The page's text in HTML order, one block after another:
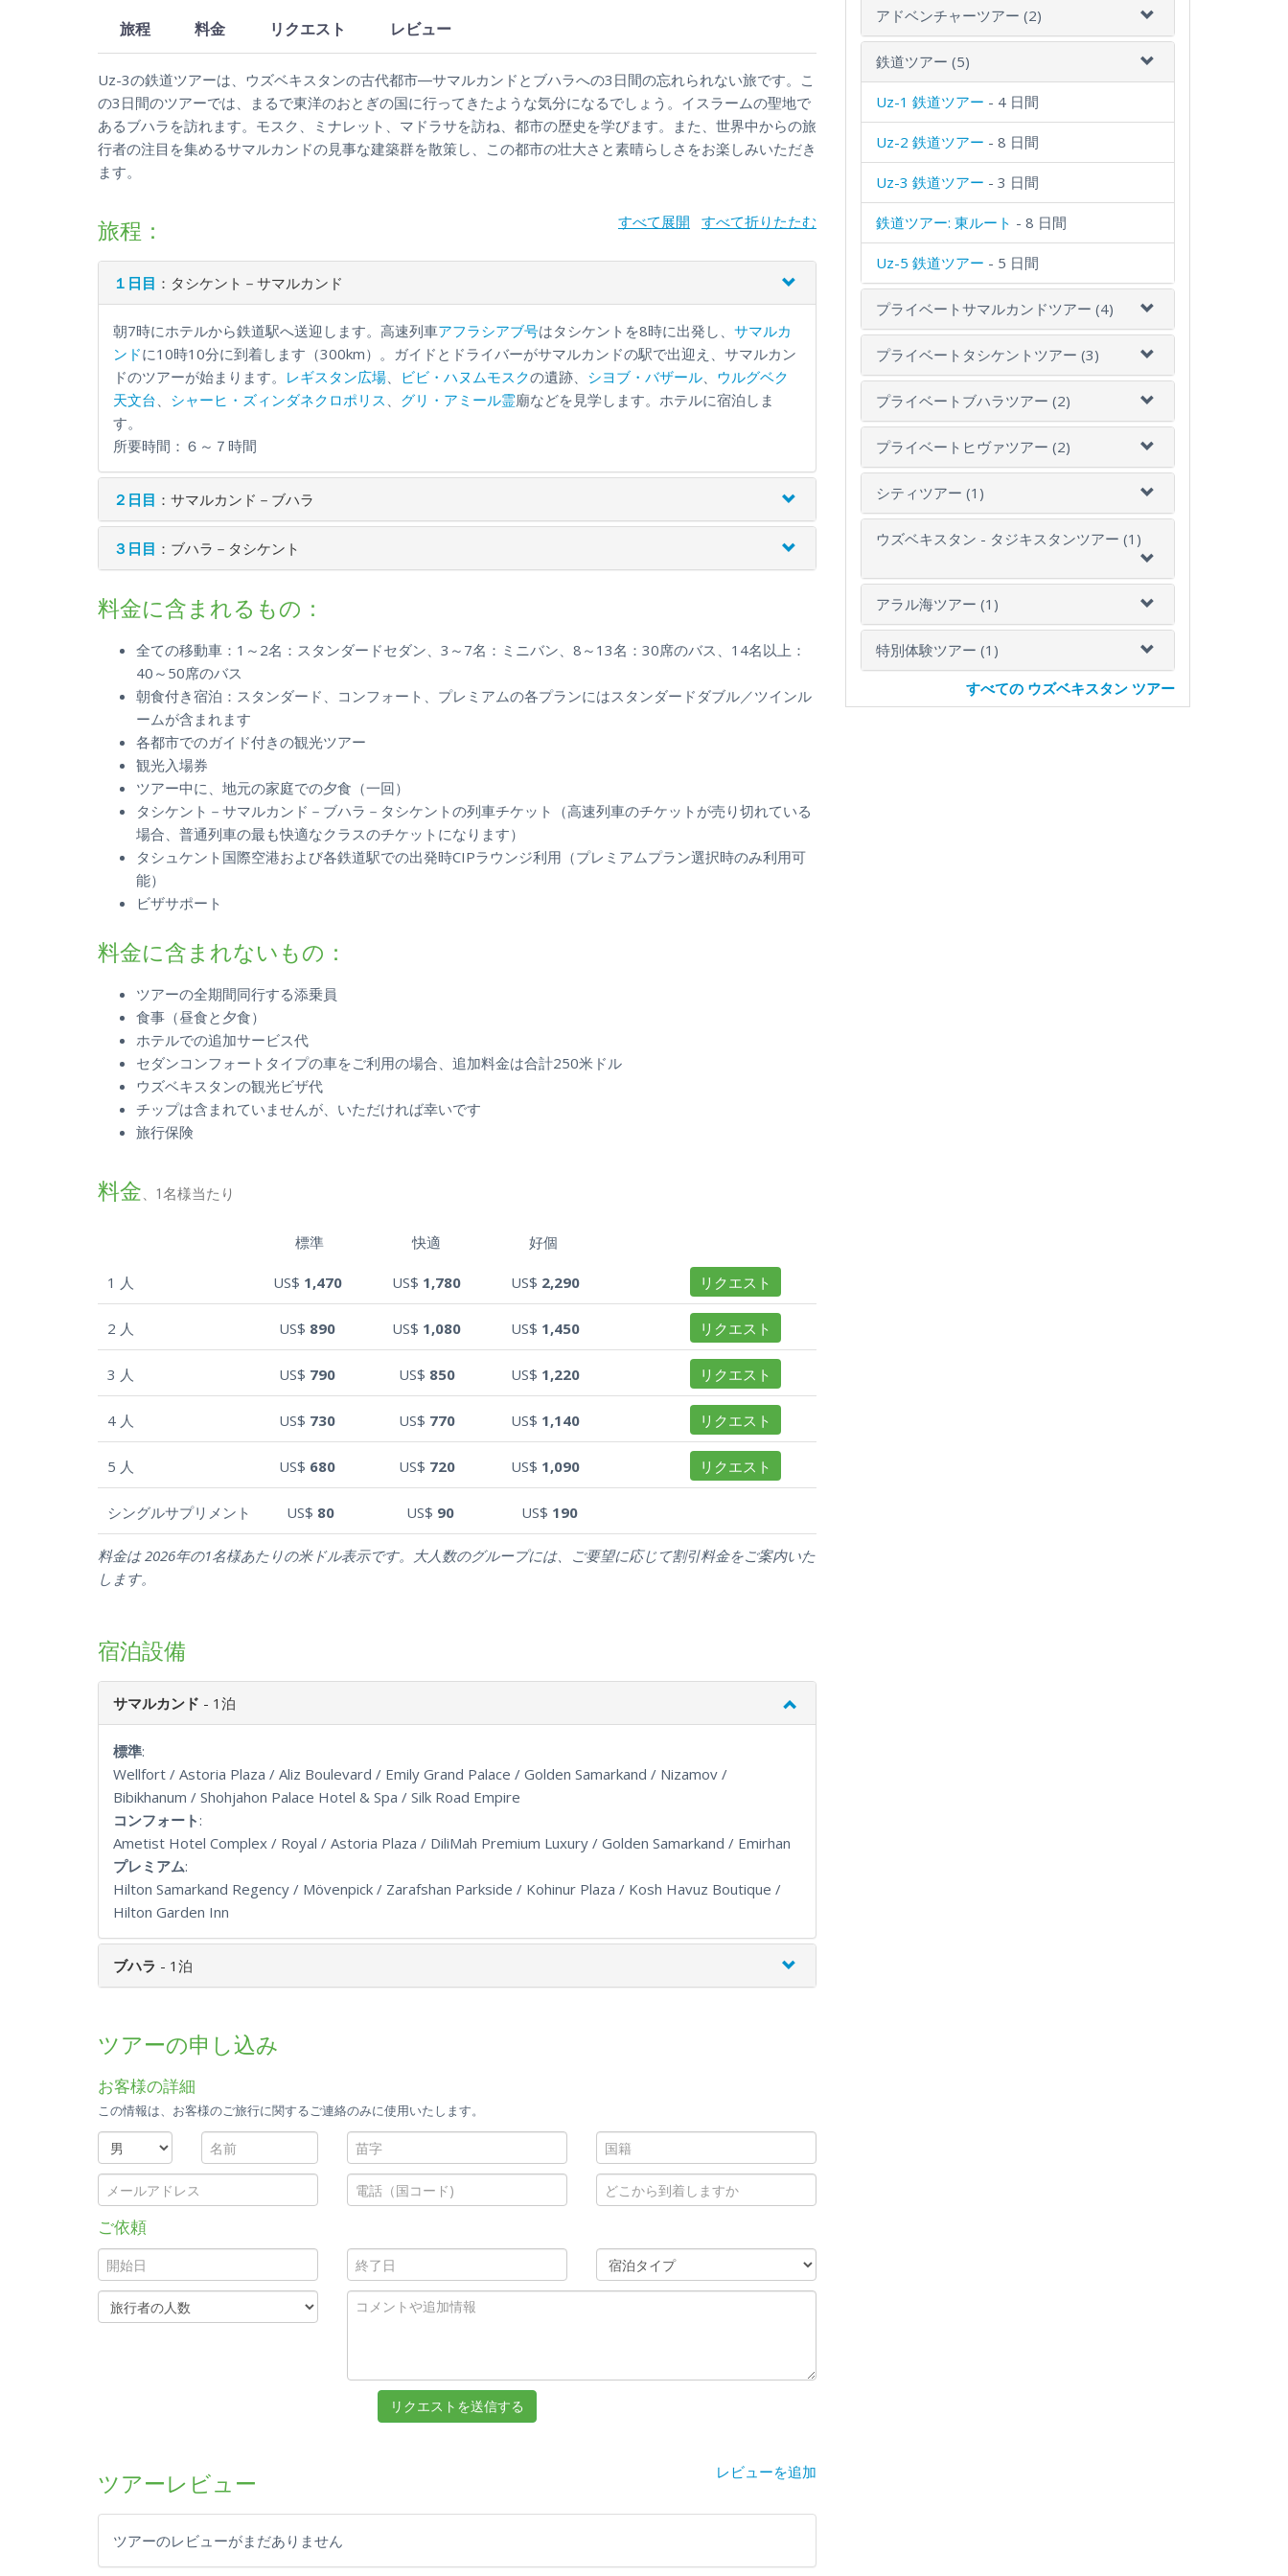
旅程 料金 リクエスト レビュー
Uz-3の鉄道ツアーは、ウズベキスタンの古代都市―サマルカンドとブハラへの3日間の忘れられない旅です。こ
の3日間のツアーでは、まるで東洋のおとぎの国に行ってきたような気分になるでしょう。イスラームの聖地で
あるブハラを訪れます。モスク、ミナレット、マドラサを訪ね、都市の歴史を学びます。また、世界中からの旅
行者の注目を集めるサマルカンドの見事な建築群を散策し、この都市の壮大さと素晴らしさをお楽しみいただき
ます。
旅程： すべて展開 すべて折りたたむ
１日目 ：タシケント－サマルカンド
朝7時にホテルから鉄道駅へ送迎します。高速列車アフラシアブ号はタシケントを8時に出発し、 サマルカ
ンドに10時10分に到着します（300km）。ガイドとドライバーがサマルカンドの駅で出迎え、サマルカン
ドのツアーが始まります。 レギスタン広場、 ビビ・ハヌムモスクの遺跡、 シヨブ・バザール、 ウルグベク
天文台、 シャーヒ・ズィンダネクロポリス 、 グリ・アミール霊廟などを見学します。ホテルに宿泊しま
す。
所要時間：６～７時間
２日目 ：サマルカンド－ブハラ
３日目 ：ブハラ－タシケント
料金に含まれるもの：
全ての移動車：1～2名：スタンダードセダン、3～7名：ミニバン、8～13名：30席のバス、14名以上：
40～50席のバス
朝食付き宿泊：スタンダード、コンフォート、プレミアムの各プランにはスタンダードダブル／ツインル
ームが含まれます
各都市でのガイド付きの観光ツアー
観光入場券
ツアー中に、地元の家庭での夕食（一回）
タシケント－サマルカンド－ブハラ－タシケントの列車チケット（高速列車のチケットが売り切れている
場合、普通列車の最も快適なクラスのチケットになります）
タシュケント国際空港および各鉄道駅での出発時CIPラウンジ利用（プレミアムプラン選択時のみ利用可
能）
ビザサポート
料金に含まれないもの：
ツアーの全期間同行する添乗員
食事（昼食と夕食）
ホテルでの追加サービス代
セダンコンフォートタイプの車をご利用の場合、追加料金は合計250米ドル
ウズベキスタンの観光ビザ代
チップは含まれていませんが、いただければ幸いです
旅行保険
料金、1名様当たり
標準 快適 好個
1 人 US$ 1,470 US$ 1,780 US$ 2,290 リクエスト
2 人 US$ 890 US$ 1,080 US$ 1,450 リクエスト
3 人 US$ 790 US$ 850 US$ 1,220 リクエスト
4 人 US$ 730 US$ 770 US$ 1,140 リクエスト
5 人 US$ 680 US$ 720 US$ 1,090 リクエスト
シングルサプリメント US$ 80 US$ 90 US$ 190
料金は 2026年の1名様あたりの米ドル表示です。大人数のグループには、ご要望に応じて割引料金をご案内いた
します。
宿泊設備
サマルカンド - 1泊
標準:
Wellfort / Astoria Plaza / Aliz Boulevard / Emily Grand Palace / Golden Samarkand / Nizamov /
Bibikhanum / Shohjahon Palace Hotel & Spa / Silk Road Empire
コンフォート :
Ametist Hotel Complex / Royal / Astoria Plaza / DiliMah Premium Luxury / Golden Samarkand / Emirhan
プレミアム:
Hilton Samarkand Regency / Mövenpick / Zarafshan Parkside / Kohinur Plaza / Kosh Havuz Boutique /
Hilton Garden Inn
ブハラ - 1泊
ツアーの申し込み
お客様の詳細
この情報は、お客様のご旅行に関するご連絡のみに使用いたします。
ご依頼
レビューを追加
ツアーレビュー
ツアーのレビューがまだありません
アドベンチャーツアー (2)
鉄道ツアー (5)
Uz-1 鉄道ツアー - 4 日間
Uz-2 鉄道ツアー - 8 日間
Uz-3 鉄道ツアー - 3 日間
鉄道ツアー: 東ルート - 8 日間
Uz-5 鉄道ツアー - 5 日間
プライベートサマルカンドツアー (4)
プライベートタシケントツアー (3)
プライベートブハラツアー (2)
プライベートヒヴァツアー (2)
シティツアー (1)
ウズベキスタン - タジキスタンツアー (1)
アラル海ツアー (1)
特別体験ツアー (1)
すべての ウズベキスタン ツアー